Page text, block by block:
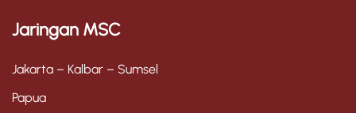
c
Jaringan MSC
Jakarta – Kalbar – Sumsel
Papua